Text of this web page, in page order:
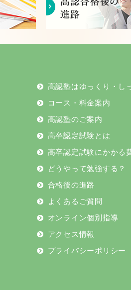
高認塾はゆっくり・し
コース・料金案内
高認塾のご案内
高卒認定試験とは
高卒認定試験にかかる
どうやって勉強する？
合格後の進路
よくあるご質問
オンライン個別指導
アクセス情報
プライバシーポリシー